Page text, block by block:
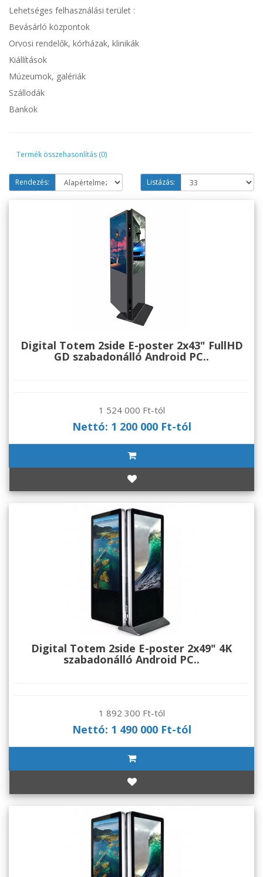
Lehetséges felhasználási terület :
Bevásárló központok
Orvosi rendelők, kórházak, klinikák
Kiállítások
Múzeumok, galériák
Szállodák
Bankok
Termék összehasonlítás (0)
Rendezés: Listázás:
Digital Totem 2side E-poster 2x43" FullHD
GD szabadonálló Android PC..
1 524 000 Ft-tól
Nettó: 1 200 000 Ft-tól
Digital Totem 2side E-poster 2x49" 4K
szabadonálló Android PC..
1 892 300 Ft-tól
Nettó: 1 490 000 Ft-tól